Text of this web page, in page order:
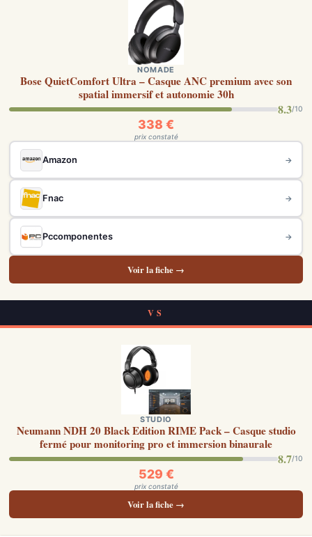
NOMADE
Bose QuietComfort Ultra – Casque ANC premium avec son
spatial immersif et autonomie 30h
8.3/10
338 €
prix constaté
Amazon →
Fnac →
Pccomponentes →
Voir la fiche →
VS
STUDIO
Neumann NDH 20 Black Edition RIME Pack – Casque studio
fermé pour monitoring pro et immersion binaurale
8.7/10
529 €
prix constaté
Voir la fiche →